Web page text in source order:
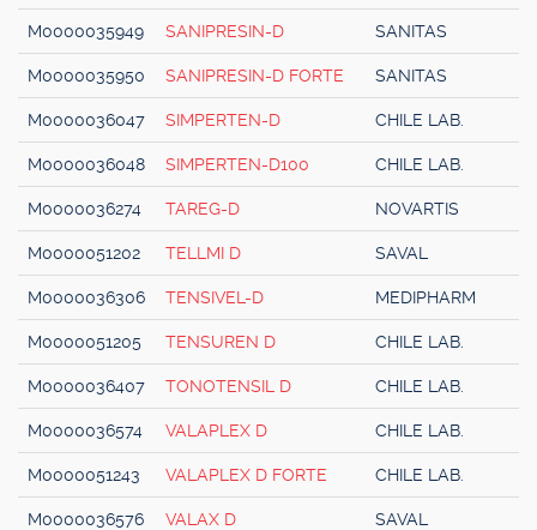
M0000035949 SANIPRESIN-D SANITAS
M0000035950 SANIPRESIN-D FORTE SANITAS
M0000036047 SIMPERTEN-D CHILE LAB.
M0000036048 SIMPERTEN-D100 CHILE LAB.
M0000036274 TAREG-D NOVARTIS
M0000051202 TELLMI D SAVAL
M0000036306 TENSIVEL-D MEDIPHARM
M0000051205 TENSUREN D CHILE LAB.
M0000036407 TONOTENSIL D CHILE LAB.
M0000036574 VALAPLEX D CHILE LAB.
M0000051243 VALAPLEX D FORTE CHILE LAB.
M0000036576 VALAX D SAVAL